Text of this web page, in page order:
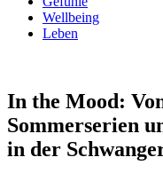
Wellbeing
Leben
In the Mood:
Sommerserien
in der